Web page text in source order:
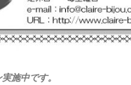
施中です。